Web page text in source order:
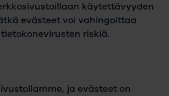
käytettävyyden
evästeet voi vahingoittaa
riskiä.
ja evästeet on